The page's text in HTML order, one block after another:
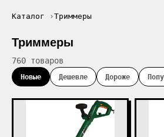
Каталог Триммеры
Триммеры
760 товаров
Новые Дешевле Дороже